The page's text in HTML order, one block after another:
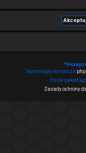
*
Technologię dostarcza
Polski pakiet
Zasady ochrony